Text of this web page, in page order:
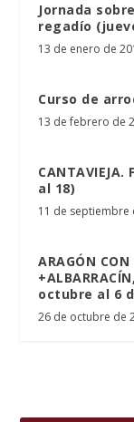
Jornada
regadío
13 de enero de
Curso de
13 de febrero de
al 18)
11 de septiembre
ARAGÓN
octubre al 6
26 de octubre de